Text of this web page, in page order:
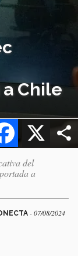
Chile
X
Facebook
del
a
- 07/08/2024